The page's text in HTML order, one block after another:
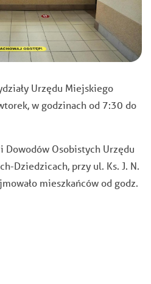
Urzędu Miejskiego
w godzinach od 7:30 do
Dowodów Osobistych Urzędu
Dziedzicach, przy ul. Ks. J. N.
mieszkańców od godz.